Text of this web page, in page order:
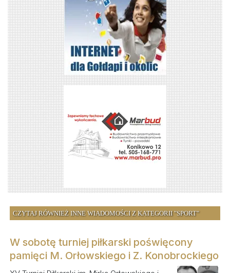
CZYTAJ RÓWNIEŻ INNE WIADOMOŚCI Z KATEGORII "SPORT"
W sobotę turniej piłkarski poświęcony
pamięci M. Orłowskiego i Z. Konobrockiego